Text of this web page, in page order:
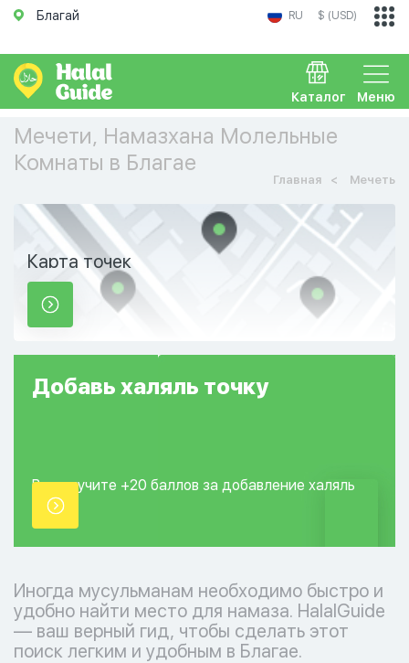
Благай RU $ (USD)
Меню
Каталог
Мечети, Намазхана Молельные
Комнаты в Благае
Главная Мечеть
Карта точек
Добавь халяль точку
Вы получите +20 баллов за добавление халяль
точки.
Иногда мусульманам необходимо быстро и
удобно найти место для намаза. HalalGuide
— ваш верный гид, чтобы сделать этот
поиск легким и удобным в Благае.